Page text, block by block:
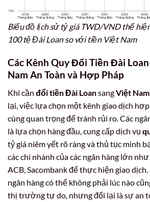
Biểu đồ lịch sử tỷ giá TWD/VND thể
100 tệ Đài Loan so với tiền Việt Nam
Các Kênh Quy Đổi Tiền Đài
Nam An Toàn và Hợp Pháp
Khi cần đổi tiền Đài LoansangViệt
lại, việc lựa chọn một kênh giao dịch
cùng quan trọng để tránh rủi ro. Các
là lựa chọn hàng đầu, cung cấp dịch vụ
tỷ giá niêm yết rõ ràng và thủ tục minh
các chi nhánh của các ngân hàng lớn
ACB, Sacombank để thực hiện giao
ngân hàng có thể không phải lúc nào
thị trường tự do, nhưng đổi lại là sự an